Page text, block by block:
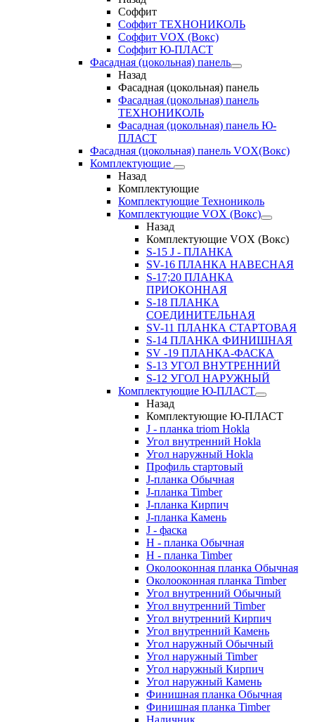
Соффит
Соффит ТЕХНОНИКОЛЬ
Соффит VOX (Вокс)
Соффит Ю-ПЛАСТ
Фасадная (цокольная) панель
Назад
Фасадная (цокольная) панель
Фасадная (цокольная) панель
ТЕХНОНИКОЛЬ
Фасадная (цокольная) панель Ю-
ПЛАСТ
Фасадная (цокольная) панель VOX(Вокс)
Комплектующие
Назад
Комплектующие
Комплектующие Технониколь
Комплектующие VOX (Вокс)
Назад
Комплектующие VOX (Вокс)
S-15 J - ПЛАНКА
SV-16 ПЛАНКА НАВЕСНАЯ
S-17;20 ПЛАНКА
ПРИОКОННАЯ
S-18 ПЛАНКА
СОЕДИНИТЕЛЬНАЯ
SV-11 ПЛАНКА СТАРТОВАЯ
S-14 ПЛАНКА ФИНИШНАЯ
SV -19 ПЛАНКА-ФАСКА
S-13 УГОЛ ВНУТРЕННИЙ
S-12 УГОЛ НАРУЖНЫЙ
Комплектующие Ю-ПЛАСТ
Назад
Комплектующие Ю-ПЛАСТ
J - планка triom Hokla
Угол внутренний Hokla
Угол наружный Hokla
Профиль стартовый
J-планка Обычная
J-планка Timber
J-планка Кирпич
J-планка Камень
J - фаска
Н - планка Обычная
Н - планка Timber
Околооконная планка Обычная
Околооконная планка Timber
Угол внутренний Обычный
Угол внутренний Timber
Угол внутренний Кирпич
Угол внутренний Камень
Угол наружный Обычный
Угол наружный Timber
Угол наружный Кирпич
Угол наружный Камень
Финишная планка Обычная
Финишная планка Timber
Наличник